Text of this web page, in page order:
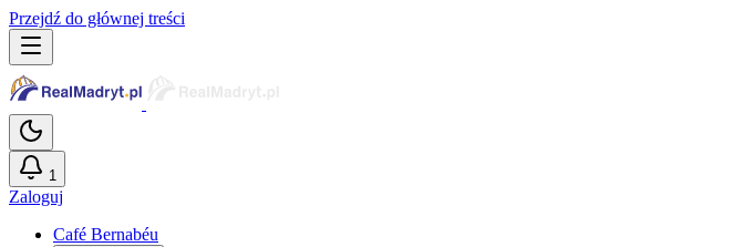
Przejdź do głównej treści
1
Zaloguj
Café Bernabéu